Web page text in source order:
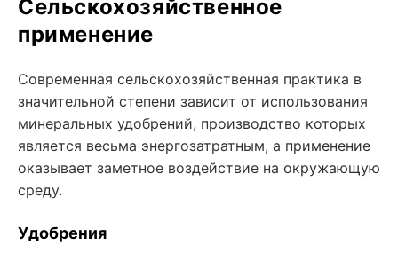
Сельскохозяйственное
применение
Современная сельскохозяйственная практика в
значительной степени зависит от использования
минеральных удобрений, производство которых
является весьма энергозатратным, а применение
оказывает заметное воздействие на окружающую
среду.
Удобрения